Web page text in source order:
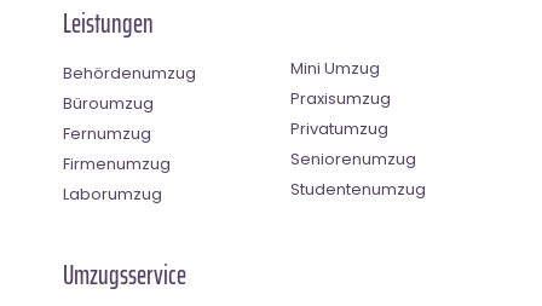
Leistungen
Behördenumzug
Büroumzug
Fernumzug
Firmenumzug
Laborumzug
Mini Umzug
Praxisumzug
Privatumzug
Seniorenumzug
Studentenumzug
Umzugsservice